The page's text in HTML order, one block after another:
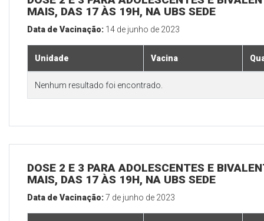
MAIS, DAS 17 ÀS 19H, NA UBS SEDE
Data de Vacinação: 14 de junho de 2023
Unidade Vacina
Nenhum resultado foi encontrado.
DOSE 2 E 3 PARA ADOLESCENTES E
MAIS, DAS 17 ÀS 19H, NA UBS SEDE
Data de Vacinação:7 de junho de 2023